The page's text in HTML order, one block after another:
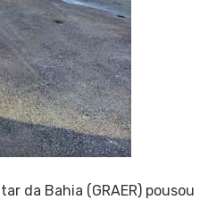
da Bahia (GRAER) pousou